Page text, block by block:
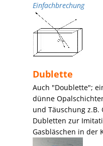
Einfachbrechung
Dublette
Auch "Doublette";
dünne
und Täuschung
Dubletten zur
Gasbläschen in der